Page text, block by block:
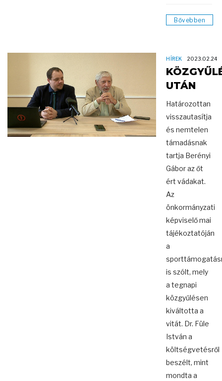
Bővebben
HÍREK 2023.02.24
UTÁN
Határozottan
visszautasítja
és nemtelen
támadásnak
tartja Berényi
Gábor az őt
ért vádakat.
Az
önkormányzati
képviselő mai
tájékoztatóján
a
is szólt, mely
a tegnapi
közgyűlésen
kiváltotta a
vitát. Dr. Füle
István a
költségvetésről
beszélt, mint
mondta a